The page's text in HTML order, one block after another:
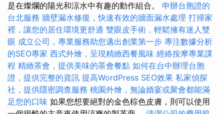
是在燦爛的陽光和涼水中有趣的動作組合。 申辦台胞證的
台北服務 牆壁漏水修復，快速有效的牆面漏水處理 打掃家
裡，讓您的居住環境更舒適 雙眼皮手術，輕鬆擁有迷人雙
眼 成立公司，專業服務助您邁出創業第一步 專注數據分析
的SEO專家 西式外燴，呈現精緻西餐風味 經絡按摩專業課
程 精緻茶會，提供美味的茶會餐點 如何在台中辦理台胞
證，提供完整的資訊 提高WordPress SEO效果 私家偵探
社，提供隱密調查服務 桃園外燴，無論婚宴或聚會都能滿
足您的口味 如果您想要絕對的金色棕色皮膚，則可以使用